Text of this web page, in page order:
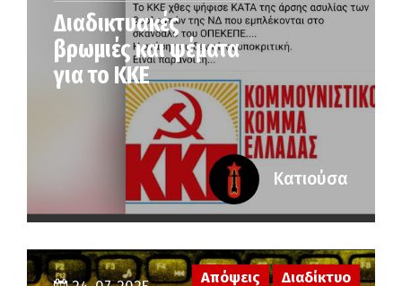
Διαδικτυακές
βρωμιές και ψέματα
για το ΚΚΕ
Κατιούσα
Απόψεις Διαδίκτυο